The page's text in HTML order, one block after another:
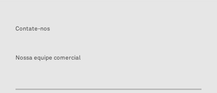
Contate-nos
Nossa equipe comercial